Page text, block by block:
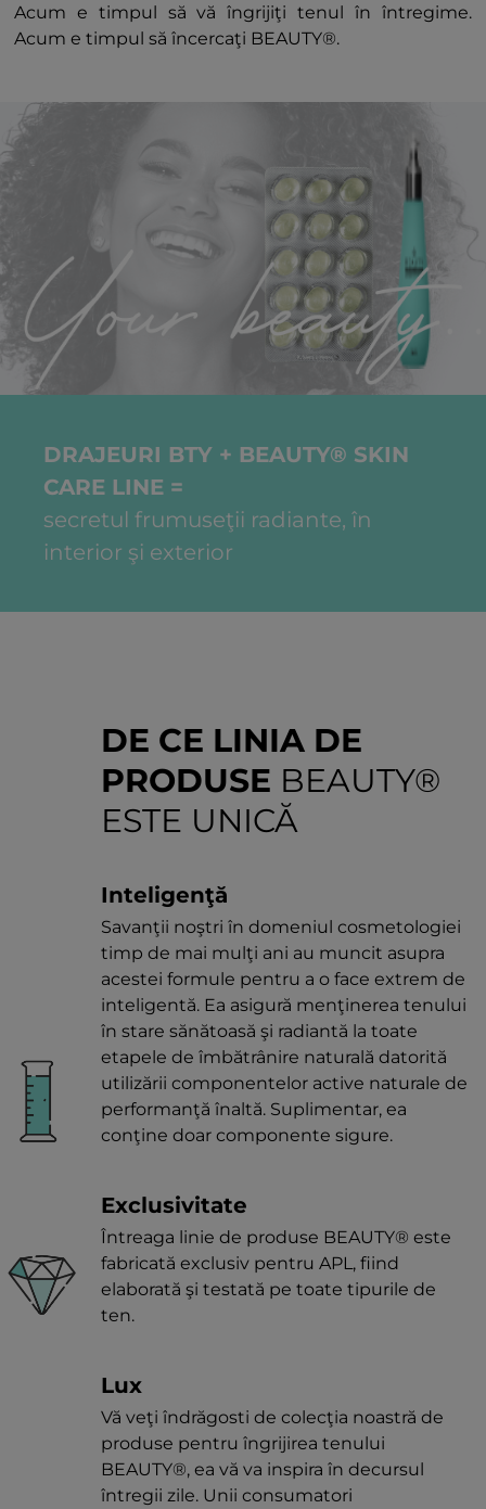
Acum e timpul să vă îngrijiţi tenul în întregime.
Acum e timpul să încercaţi BEAUTY®.
DRAJEURI BTY + BEAUTY® SKIN
CARE LINE =
secretul frumuseţii radiante, în
interior şi exterior
DE CE LINIA DE
PRODUSE BEAUTY®
ESTE UNICĂ
Inteligenţă
Savanţii noştri în domeniul cosmetologiei
timp de mai mulţi ani au muncit asupra
acestei formule pentru a o face extrem de
inteligentă. Ea asigură menţinerea tenului
în stare sănătoasă şi radiantă la toate
etapele de îmbătrânire naturală datorită
utilizării componentelor active naturale de
performanţă înaltă. Suplimentar, ea
conţine doar componente sigure.
Exclusivitate
Întreaga linie de produse BEAUTY® este
fabricată exclusiv pentru APL, fiind
elaborată şi testată pe toate tipurile de
ten.
Lux
Vă veţi îndrăgosti de colecţia noastră de
produse pentru îngrijirea tenului
BEAUTY®, ea vă va inspira în decursul
întregii zile. Unii consumatori